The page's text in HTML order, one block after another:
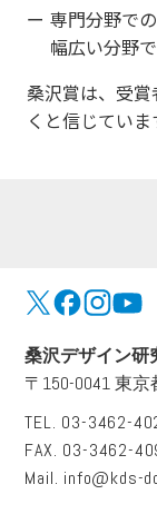
専門分野で
幅広い分野
桑沢賞は、受
くと信じていま
桑沢デザイン研
〒150-0041 東
TEL. 03-3462-
FAX. 03-3462-
Mail. info@kds-